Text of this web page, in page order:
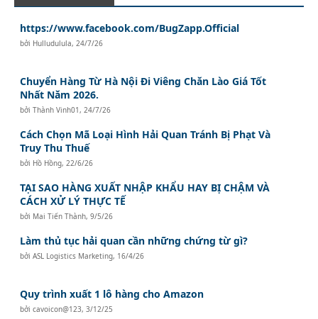
https://www.facebook.com/BugZapp.Official
bởi Hulludulula, 24/7/26
Chuyển Hàng Từ Hà Nội Đi Viêng Chăn Lào Giá Tốt
Nhất Năm 2026.
bởiThành Vinh01 , 24/7/26
Cách Chọn Mã Loại Hình Hải Quan Tránh Bị Phạt Và
Truy Thu Thuế
bởi Hồ Hồng, 22/6/26
TẠI SAO HÀNG XUẤT NHẬP KHẨU HAY BỊ CHẬM VÀ
CÁCH XỬ LÝ THỰC TẾ
bởi Mai Tiến Thành,9/5/26
Làm thủ tục hải quan cần những chứng từ gì?
bởiASL Logistics Marketing, 16/4/26
Quy trình xuất 1 lô hàng cho Amazon
bởicavoicon@123,3/12/25